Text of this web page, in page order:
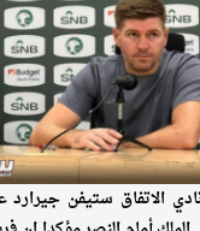
الاتفاق ستيفن